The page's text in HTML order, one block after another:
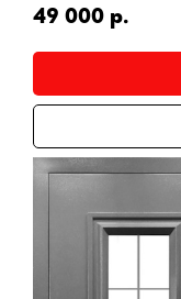
49 000 р.